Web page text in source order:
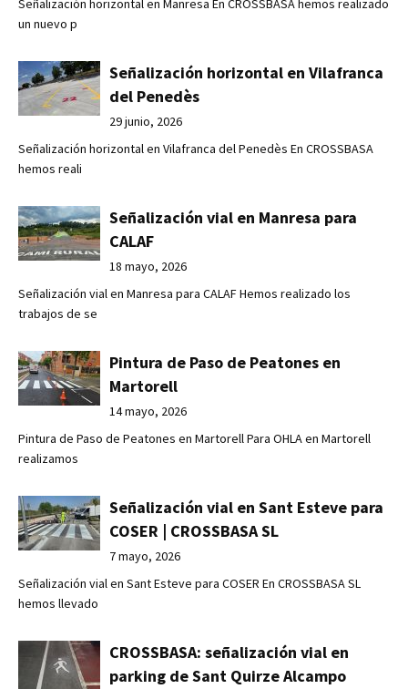
Señalización horizontal en Manresa En CROSSBASA hemos realizado
un nuevo p
Señalización horizontal en Vilafranca
del Penedès
29 junio, 2026
Señalización horizontal en Vilafranca del Penedès En CROSSBASA
hemos reali
Señalización vial en Manresa para
CALAF
18 mayo, 2026
Señalización vial en Manresa para CALAF Hemos realizado los
trabajos de se
Pintura de Paso de Peatones en
Martorell
14 mayo, 2026
Pintura de Paso de Peatones en Martorell Para OHLA en Martorell
realizamos
Señalización vial en Sant Esteve para
COSER | CROSSBASA SL
7 mayo, 2026
Señalización vial en Sant Esteve para COSER En CROSSBASA SL
hemos llevado
CROSSBASA: señalización vial en
parking de Sant Quirze Alcampo